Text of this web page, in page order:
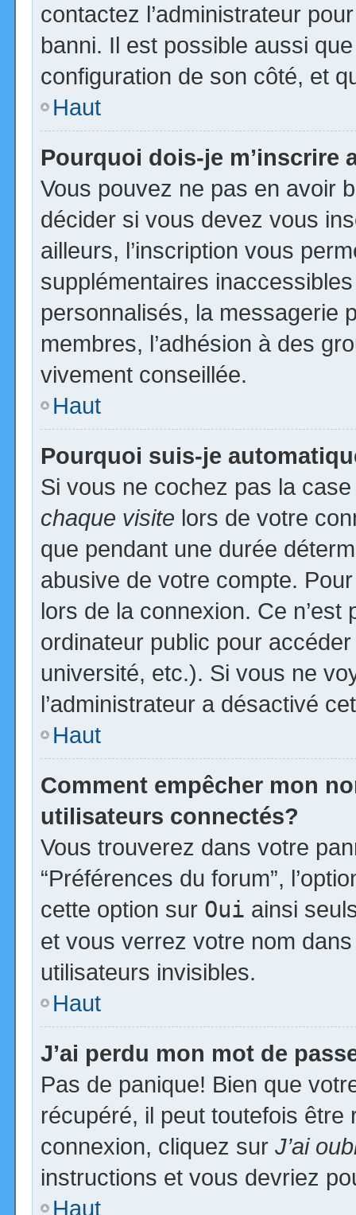
contactez l’administrateur
banni. Il est possible aussi
configuration de son côté, et
Haut
Pourquoi dois-je m’inscrire
Vous pouvez ne pas en avoir
décider si vous devez vous
ailleurs, l’inscription vous
supplémentaires
personnalisés, la messagerie
membres, l’adhésion à des
vivement conseillée.
Haut
Pourquoi suis-je
Si vous ne cochez pas la
chaque visite lors de votre
que pendant une durée
abusive de votre compte.
lors de la connexion. Ce
ordinateur public pour
université, etc.). Si vous ne
l’administrateur a désactivé
Haut
Comment empêcher mon
utilisateurs connectés?
Vous trouverez dans votre
“Préférences du forum”,
cette option sur Oui ainsi
et vous verrez votre nom
utilisateurs invisibles.
Haut
J’ai perdu mon mot de
Pas de panique! Bien que
récupéré, il peut toutefois
connexion, cliquez sur J’ai
instructions et vous devriez
Haut